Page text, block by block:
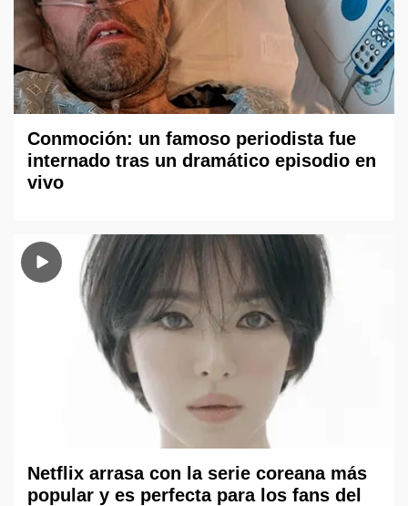
Conmoción: un famoso periodista fue
internado tras un dramático episodio en
vivo
Netflix arrasa con la serie coreana más
popular y es perfecta para los fans del